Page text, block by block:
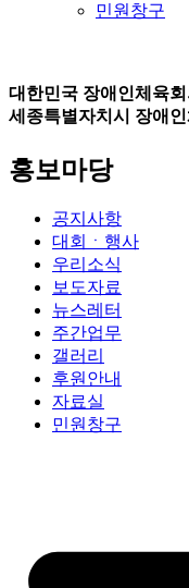
민원창구
대한민국 장애인체육
세종특별자치시 장애
홍보마당
공지사항
대회ㆍ행사
우리소식
보도자료
뉴스레터
주간업무
갤러리
후원안내
자료실
민원창구